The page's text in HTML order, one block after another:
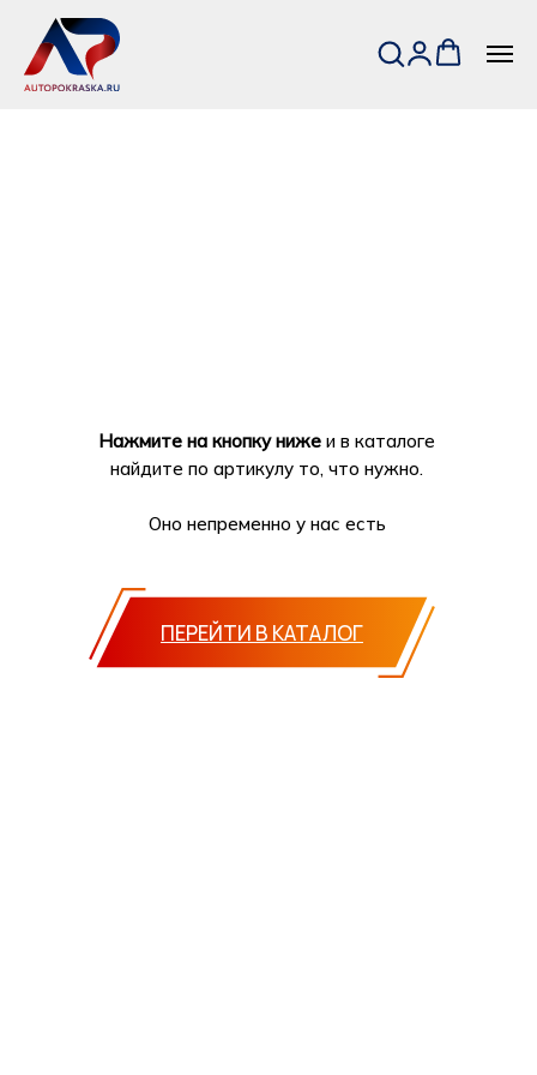
ПЕРЕЙТИ В КАТАЛОГ
Нажмите на кнопку ниже и в каталоге
найдите по артикулу то, что нужно.
Оно непременно у нас есть